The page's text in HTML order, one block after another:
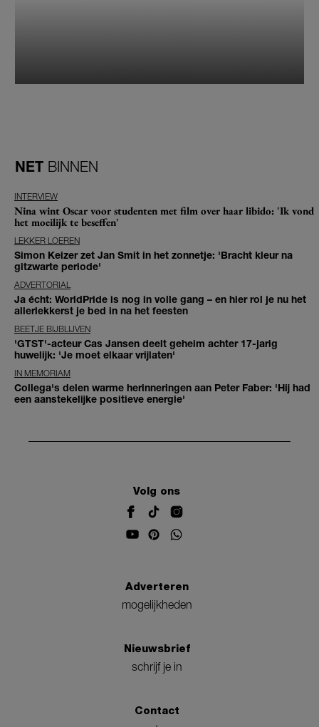
NET BINNEN
INTERVIEW
Nina wint Oscar voor studenten met film over haar libido: 'Ik vond
het moeilijk te beseffen'
LEKKER LOEREN
Simon Keizer zet Jan Smit in het zonnetje: 'Bracht kleur na
gitzwarte periode'
ADVERTORIAL
Ja écht: WorldPride is nog in volle gang – en hier rol je nu het
allerlekkerst je bed in na het feesten
BEETJE BIJBLIJVEN
'GTST'-acteur Cas Jansen deelt geheim achter 17-jarig
huwelijk: 'Je moet elkaar vrijlaten'
IN MEMORIAM
Collega's delen warme herinneringen aan Peter Faber: 'Hij had
een aanstekelijke positieve energie'
Volg ons
Adverteren
mogelijkheden
Nieuwsbrief
schrijf je in
Contact